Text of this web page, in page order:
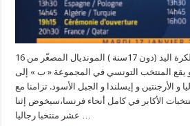
يخوض المنتخب التونسي لكرة اليد (دون 17سنة ) المونديال المصغّر من 16
و يقع المنتخب التونسي في المجموعة « ب » إلى
و الأرجنتين و إيسلندا و الجبل الأسود. تزامنا مع
الأكابر في كامل أنحاء فرنسا،سيخوض إثنا
عشر منتخبا رجاليا …